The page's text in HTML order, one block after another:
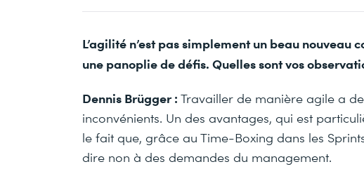
L’agilité n’est pas simplement un beau nouveau
une panoplie de défis. Quelles sont vos
Dennis Brügger : Travailler de manière agile a
inconvénients. Un des avantages, qui est
le fait que, grâce au Time-Boxing dans les
dire non à des demandes du management.